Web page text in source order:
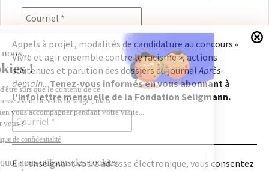
En renseignant votre adresse électronique, vous
consentez à recevoir l'infolettre de la Fondation
Seligmann, conformément à notrepolitique de
confidentialité. Il vous sera possible de vous
désabonner à tout moment.
Appels à projet, modalités de candidature au concours «
Vivre et agir ensemble contre le racisme », actions
soutenues et parution des dossiers du journalAprès-
demain...Tenez-vous informés en vous abonnant à
l'infolettre mensuelle de la Fondation Seligmann.
En renseignant votre adresse électronique, vous consentez